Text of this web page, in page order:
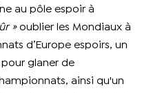
au pôle espoir à
»oublier les Mondiaux à
d’Europe espoirs, un
glaner de
ainsi qu'un